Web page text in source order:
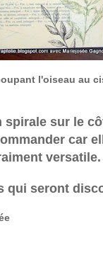
l'oiseau au
sur le
car
qui seront